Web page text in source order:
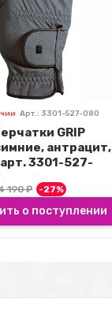
Арт.: 3301-527-080
GRIP
антрацит,
3301-527-080
190₽ -27%
о поступлении